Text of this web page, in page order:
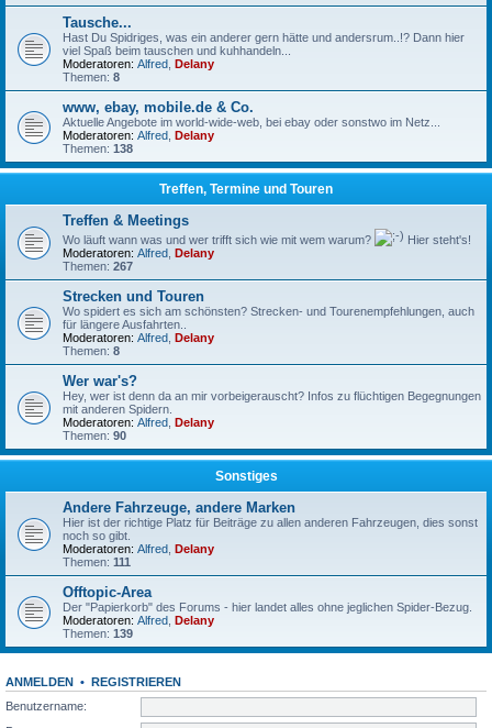
Tausche...
Hast Du Spidriges, was ein anderer gern hätte und andersrum..!? Dann hier
viel Spaß beim tauschen und kuhhandeln...
Moderatoren: Alfred Delany
Themen: 8
www, ebay, mobile.de & Co.
Aktuelle Angebote im world-wide-web, bei ebay oder sonstwo im Netz...
Moderatoren: Alfred Delany
Themen: 138
Treffen, Termine und Touren
Treffen & Meetings
Wo läuft wann was und wer trifft sich wie mit wem warum?
Hier steht's!
Moderatoren: Alfred Delany
Themen: 267
Strecken und Touren
Wo spidert es sich am schönsten? Strecken- und Tourenempfehlungen, auch
für längere Ausfahrten..
Moderatoren: Alfred Delany
Themen: 8
Wer war's?
Hey, wer ist denn da an mir vorbeigerauscht? Infos zu flüchtigen Begegnungen
mit anderen Spidern.
Moderatoren: Alfred Delany
Themen: 90
Sonstiges
Andere Fahrzeuge, andere Marken
Hier ist der richtige Platz für Beiträge zu allen anderen Fahrzeugen, dies sonst
noch so gibt.
Moderatoren: Alfred Delany
Themen: 111
Offtopic-Area
Der "Papierkorb" des Forums - hier landet alles ohne jeglichen Spider-Bezug.
Moderatoren: Alfred Delany
Themen: 139
ANMELDEN • REGISTRIEREN
Benutzername: